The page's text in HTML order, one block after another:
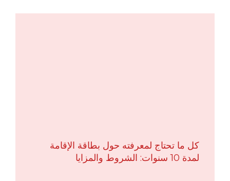
كل ما تحتاج لمعرفته حول بطاقة الإقامة
لمدة 10 سنوات: الشروط والمزايا